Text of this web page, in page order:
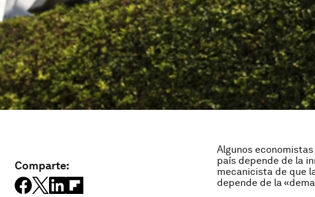
Comparte:
Algunos
país depende de la
mecanicista de que
depende de la